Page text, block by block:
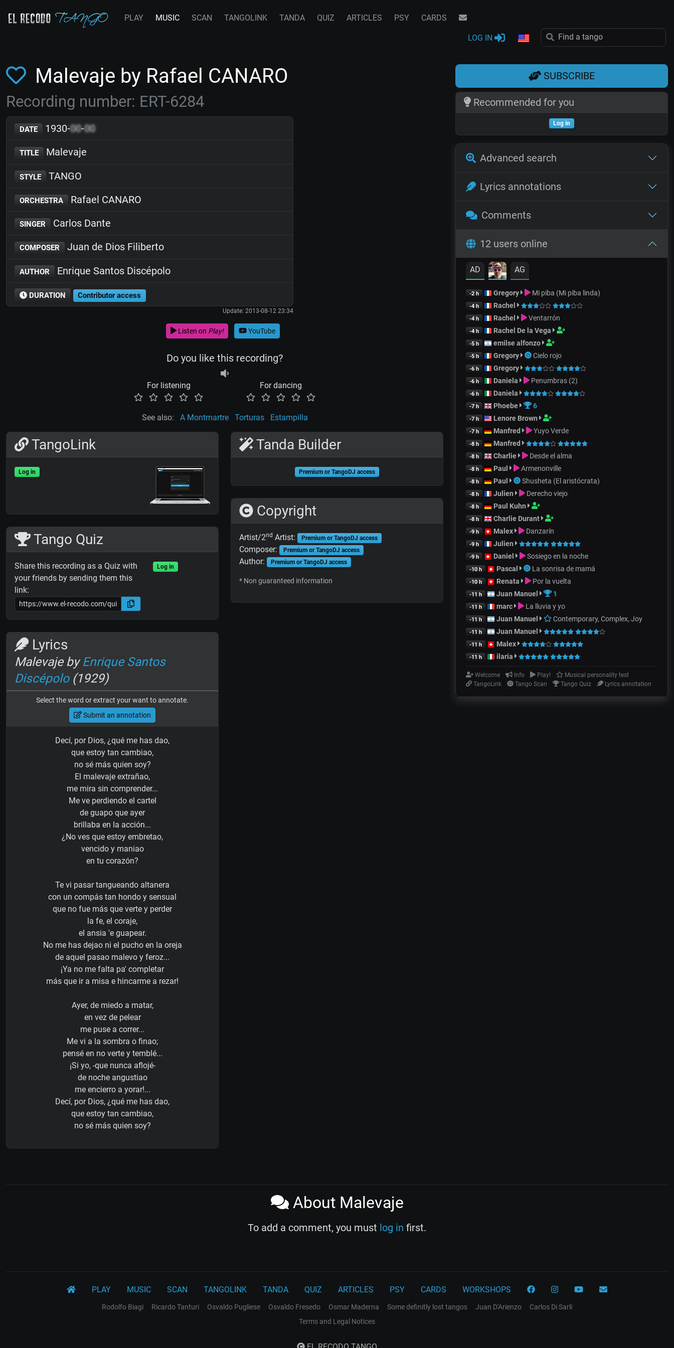
PLAY MUSIC SCAN TANGOLINK TANDA QUIZ ARTICLES PSY CARDS
LOG IN
Malevaje by Rafael CANARO
Recording number: ERT-6284
DATE 1930-00-00
TITLE Malevaje
STYLE TANGO
ORCHESTRA Rafael CANARO
SINGER Carlos Dante
COMPOSER Juan de Dios Filiberto
AUTHOR Enrique Santos Discépolo
DURATION Contributor access
Update: 2013-08-12 23:34
Listen on Play! YouTube
Do you like this recording?
For listening For dancing
See also: A Montmartre Torturas Estampilla
TangoLink
Log in
Tango Quiz
Share this recording as a Quiz with
your friends by sending them this
link:
Log in
Lyrics
Malevaje byEnrique Santos
Discépolo(1929)
Select the word or extract your want to annotate.
Submit an annotation
Decí, por Dios, ¿qué me has dao,
que estoy tan cambiao,
no sé más quien soy?
El malevaje extrañao,
me mira sin comprender...
Me ve perdiendo el cartel
de guapo que ayer
brillaba en la acción...
¿No ves que estoy embretao,
vencido y maniao
en tu corazón?
Te vi pasar tangueando altanera
con un compás tan hondo y sensual
que no fue más que verte y perder
la fe, el coraje,
el ansia 'e guapear.
No me has dejao ni el pucho en la oreja
de aquel pasao malevo y feroz...
¡Ya no me falta pa' completar
más que ir a misa e hincarme a rezar!
Ayer, de miedo a matar,
en vez de pelear
me puse a correr...
Me vi a la sombra o finao;
pensé en no verte y temblé...
¡Si yo, -que nunca aflojé-
de noche angustiao
me encierro a yorar!...
Decí, por Dios, ¿qué me has dao,
que estoy tan cambiao,
no sé más quien soy?
Tanda Builder
Premium or TangoDJ access
Copyright
Artist/2nd Artist: Premium or TangoDJ access
Composer: Premium or TangoDJ access
Author: Premium or TangoDJ access
* Non guaranteed information
SUBSCRIBE
Recommended for you
Log in
Advanced search
Lyrics annotations
Comments
12 users online
AD AG
-2 h Gregory Mi piba (Mi piba linda)
-4 h Rachel
-4 h Rachel Ventarrón
-4 h Rachel De la Vega
-5 h emilse alfonzo
-5 h Gregory Cielo rojo
-6 h Gregory
-6 h Daniela Penumbras (2)
-6 h Daniela
-7 h Phoebe 6
-7 h Lenore Brown
-7 h Manfred Yuyo Verde
-8 h Manfred
-8 h Charlie Desde el alma
-8 h Paul Armenonville
-8 h Paul Shusheta (El aristócrata)
-8 h Julien Derecho viejo
-8 h Paul Kuhn
-8 h Charlie Durant
-9 h Malex Danzarín
-9 h Julien
-9 h Daniel Sosiego en la noche
-10 h Pascal La sonrisa de mamá
-10 h Renata Por la vuelta
-11 h Juan Manuel 1
-11 h marc La lluvia y yo
-11 h Juan Manuel Contemporary, Complex, Joy
-11 h Juan Manuel
-11 h Malex
-11 h ilaria
Welcome Info Play!
Musical personality test
TangoLink
Tango Scan Tango Quiz Lyrics annotation
About Malevaje
To add a comment, you must log in first.
PLAY MUSIC SCAN TANGOLINK TANDA QUIZ ARTICLES PSY CARDS WORKSHOPS
Rodolfo Biagi Ricardo Tanturi Osvaldo Pugliese Osvaldo Fresedo Osmar Maderna Some definitly lost tangos Juan D'Arienzo
Carlos Di Sarli
Terms and Legal Notices